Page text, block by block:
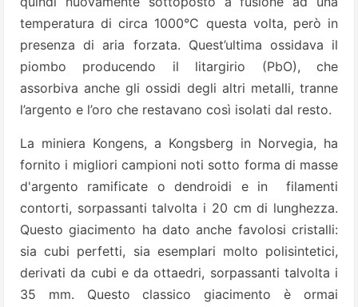
temperatura di circa 1000°C questa volta, però in
presenza di aria forzata. Quest’ultima ossidava il
piombo producendo il litargirio (PbO), che
assorbiva anche gli ossidi degli altri metalli, tranne
l’argento e l’oro che restavano così isolati dal resto.
La miniera Kongens, a Kongsberg in Norvegia, ha
fornito i migliori campioni noti sotto forma di masse
d'argento ramificate o dendroidi e in filamenti
contorti, sorpassanti talvolta i 20 cm di lunghezza.
Questo giacimento ha dato anche favolosi cristalli:
sia cubi perfetti, sia esemplari molto polisintetici,
derivati da cubi e da ottaedri, sorpassanti talvolta i
35 mm. Questo classico giacimento è ormai